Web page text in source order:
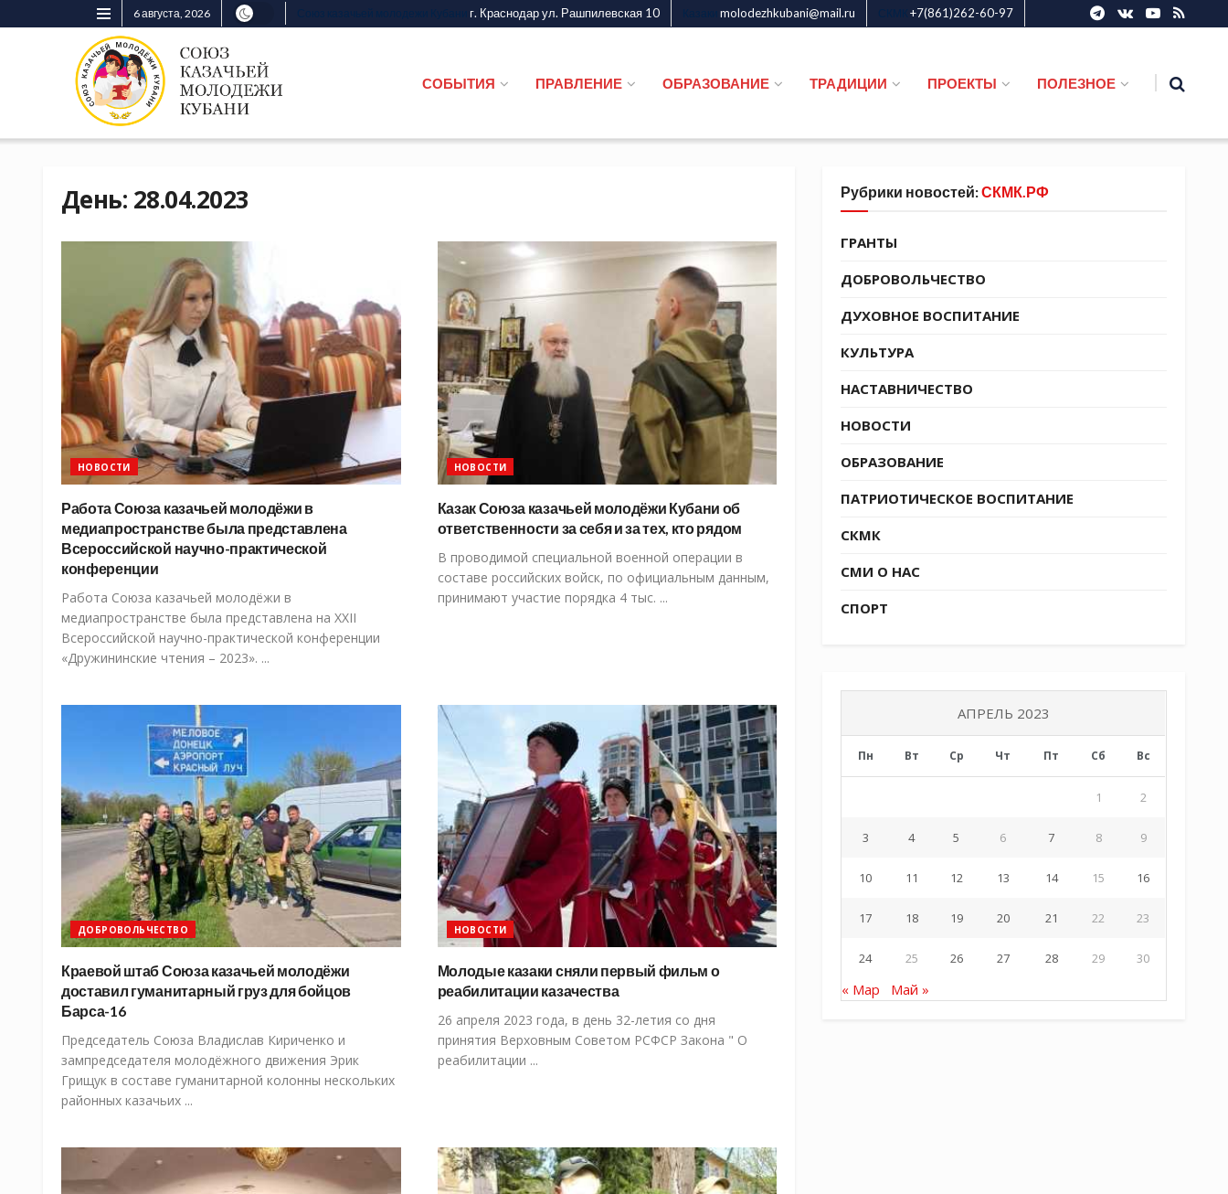
6 августа, 2026 г. Краснодар ул. Рашпилевская 10 molodezhkubani@mail.ru +7(861)262-60-97
СОБЫТИЯ ПРАВЛЕНИЕ ОБРАЗОВАНИЕ ТРАДИЦИИ ПРОЕКТЫ ПОЛЕЗНОЕ
День: 28.04.2023
НОВОСТИ
Работа Союза казачьей молодёжи в
медиапространстве была представлена
Всероссийской научно-практической
конференции
Работа Союза казачьей молодёжи в
медиапространстве была представлена на XXII
Всероссийской научно-практической конференции
«Дружининские чтения – 2023». ...
НОВОСТИ
Казак Союза казачьей молодёжи Кубани об
ответственности за себя и за тех, кто рядом
В проводимой специальной военной операции в
составе российских войск, по официальным данным,
принимают участие порядка 4 тыс. ...
ДОБРОВОЛЬЧЕСТВО
Краевой штаб Союза казачьей молодёжи
доставил гуманитарный груз для бойцов
Барса-16
Председатель Союза Владислав Кириченко и
зампредседателя молодёжного движения Эрик
Грищук в составе гуманитарной колонны нескольких
районных казачьих ...
НОВОСТИ
Молодые казаки сняли первый фильм о
реабилитации казачества
26 апреля 2023 года, в день 32-летия со дня
принятия Верховным Советом РСФСР Закона " О
реабилитации ...
Рубрики новостей:СКМК.РФ
ГРАНТЫ
ДОБРОВОЛЬЧЕСТВО
ДУХОВНОЕ ВОСПИТАНИЕ
КУЛЬТУРА
НАСТАВНИЧЕСТВО
НОВОСТИ
ОБРАЗОВАНИЕ
ПАТРИОТИЧЕСКОЕ ВОСПИТАНИЕ
СКМК
СМИ О НАС
СПОРТ
АПРЕЛЬ 2023
Пн Вт Ср Чт Пт Сб Вс
1 2
3 4 5 6 7 8 9
10 11 12 13 14 15 16
17 18 19 20 21 22 23
24 25 26 27 28 29 30
« Мар Май »